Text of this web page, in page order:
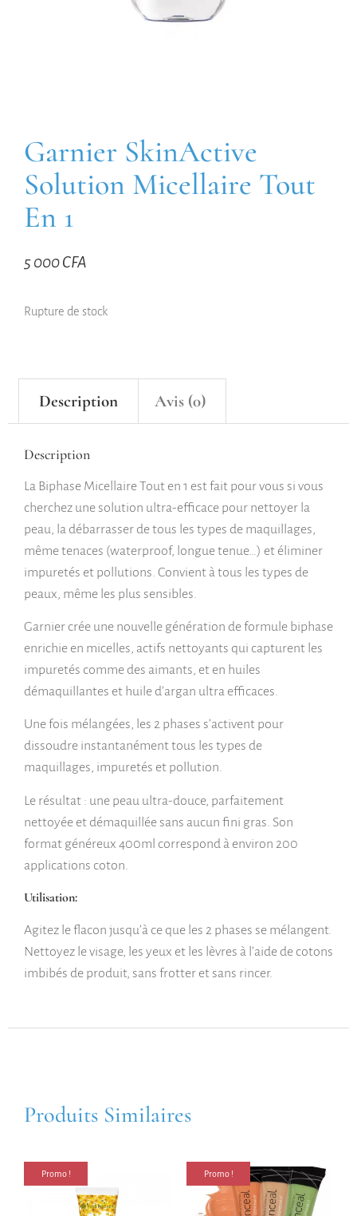
Garnier SkinActive
Solution Micellaire Tout
En 1
5 000CFA
Rupture de stock
Description Avis (0)
Description
La Biphase Micellaire Tout en 1 est fait pour vous si vous
cherchez une solution ultra-efficace pour nettoyer la
peau, la débarrasser de tous les types de maquillages,
même tenaces (waterproof, longue tenue…) et éliminer
impuretés et pollutions. Convient à tous les types de
peaux, même les plus sensibles.
Garnier crée une nouvelle génération de formule biphase
enrichie en micelles, actifs nettoyants qui capturent les
impuretés comme des aimants, et en huiles
démaquillantes et huile d’argan ultra efficaces.
Une fois mélangées, les 2 phases s’activent pour
dissoudre instantanément tous les types de
maquillages, impuretés et pollution.
Le résultat : une peau ultra-douce, parfaitement
nettoyée et démaquillée sans aucun fini gras. Son
format généreux 400ml correspond à environ 200
applications coton.
Utilisation:
Agitez le flacon jusqu’à ce que les 2 phases se mélangent.
Nettoyez le visage, les yeux et les lèvres à l’aide de cotons
imbibés de produit, sans frotter et sans rincer.
Produits Similaires
Promo ! Promo !